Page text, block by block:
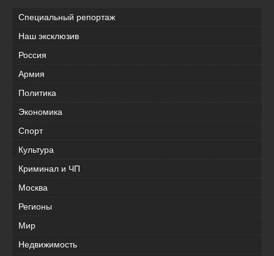
Специальный репортаж
Наш эксклюзив
Россия
Армия
Политика
Экономика
Спорт
Культура
Криминал и ЧП
Москва
Регионы
Мир
Недвижимость